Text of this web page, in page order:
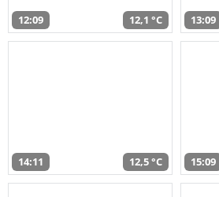
12:09 12,1 °C 13:09
14:11 12,5 °C 15:09